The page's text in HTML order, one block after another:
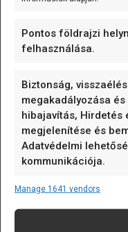
Pontos földrajzi
felhasználása.
Biztonság,
megakadályozása
hibajavítás, Hirdetés
megjelenítése és
Adatvédelmi
kommunikációja.
Manage 1641 vendors
A K-típusú
125 kHz RFID
Vegyes/Mixed
A 125 kHz